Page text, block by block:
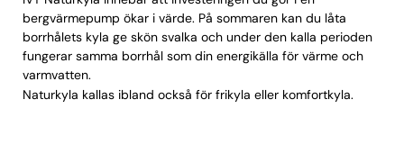
bergvärmepump ökar i värde. På sommaren kan du låta
borrhålets kyla ge skön svalka och under den kalla perioden
fungerar samma borrhål som din energikälla för värme och
varmvatten.
Naturkyla kallas ibland också för frikyla eller komfortkyla.